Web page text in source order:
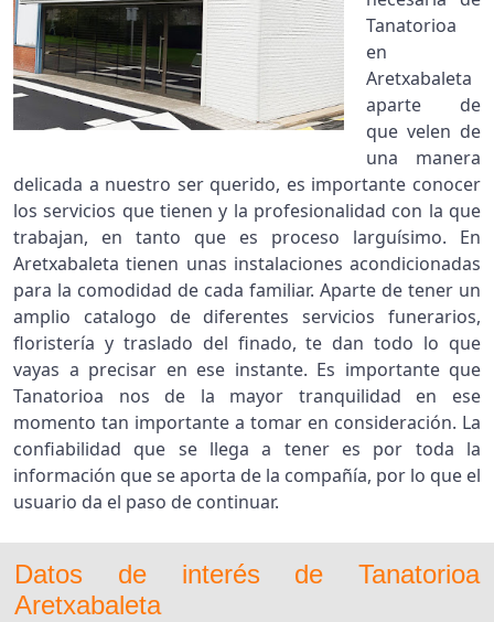
Tanatorioa
en
Aretxabaleta
aparte de
que velen de
una manera
delicada a nuestro ser querido, es importante conocer
los servicios que tienen y la profesionalidad con la que
trabajan, en tanto que es proceso larguísimo. En
Aretxabaleta tienen unas instalaciones acondicionadas
para la comodidad de cada familiar. Aparte de tener un
amplio catalogo de diferentes servicios funerarios,
floristería y traslado del finado, te dan todo lo que
vayas a precisar en ese instante. Es importante que
Tanatorioa nos de la mayor tranquilidad en ese
momento tan importante a tomar en consideración. La
confiabilidad que se llega a tener es por toda la
información que se aporta de la compañía, por lo que el
usuario da el paso de continuar.
Datos de interés de Tanatorioa
Aretxabaleta